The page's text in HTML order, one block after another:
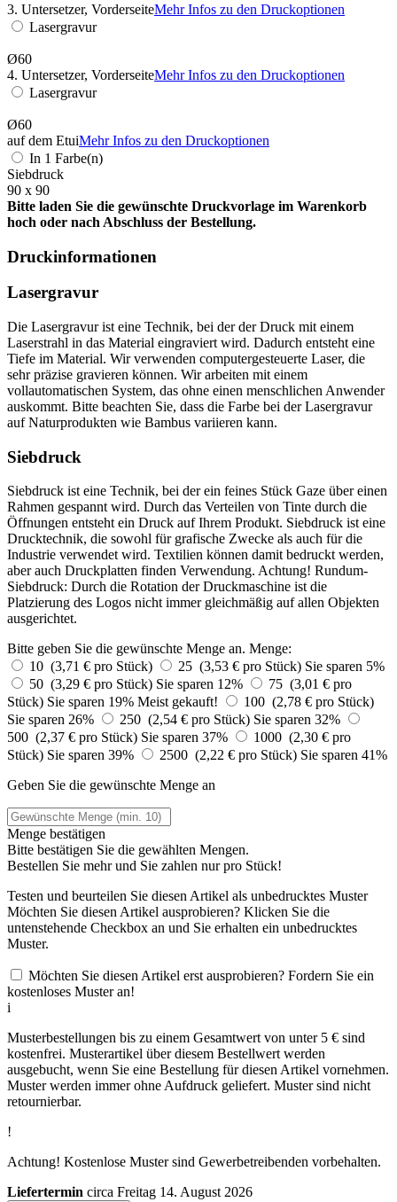
3. Untersetzer, VorderseiteMehr Infos zu den Druckoptionen
Lasergravur
Ø60
4. Untersetzer, VorderseiteMehr Infos zu den Druckoptionen
Lasergravur
Ø60
auf dem EtuiMehr Infos zu den Druckoptionen
In 1 Farbe(n)
Siebdruck
90 x 90
Bitte laden Sie die gewünschte Druckvorlage im Warenkorb
hoch oder nach Abschluss der Bestellung.
Druckinformationen
Lasergravur
Die Lasergravur ist eine Technik, bei der der Druck mit einem
Laserstrahl in das Material eingraviert wird. Dadurch entsteht eine
Tiefe im Material. Wir verwenden computergesteuerte Laser, die
sehr präzise gravieren können. Wir arbeiten mit einem
vollautomatischen System, das ohne einen menschlichen Anwender
auskommt. Bitte beachten Sie, dass die Farbe bei der Lasergravur
auf Naturprodukten wie Bambus variieren kann.
Siebdruck
Siebdruck ist eine Technik, bei der ein feines Stück Gaze über einen
Rahmen gespannt wird. Durch das Verteilen von Tinte durch die
Öffnungen entsteht ein Druck auf Ihrem Produkt. Siebdruck ist eine
Drucktechnik, die sowohl für grafische Zwecke als auch für die
Industrie verwendet wird. Textilien können damit bedruckt werden,
aber auch Druckplatten finden Verwendung. Achtung! Rundum-
Siebdruck: Durch die Rotation der Druckmaschine ist die
Platzierung des Logos nicht immer gleichmäßig auf allen Objekten
ausgerichtet.
Bitte geben Sie die gewünschte Menge an. Menge:
10 (3,71 € pro Stück)
25 (3,53 € pro Stück) Sie sparen 5%
50 (3,29 € pro Stück) Sie sparen 12%
75 (3,01 € pro
Stück) Sie sparen 19% Meist gekauft!
100 (2,78 € pro Stück)
Sie sparen 26%
250 (2,54 € pro Stück) Sie sparen 32%
500 (2,37 € pro Stück) Sie sparen 37%
1000 (2,30 € pro
Stück) Sie sparen 39% 2500 (2,22 € pro Stück) Sie sparen 41%
Geben Sie die gewünschte Menge an
Menge bestätigen
Bitte bestätigen Sie die gewählten Mengen.
Bestellen Sie mehr und Sie zahlen nurpro Stück!
Testen und beurteilen Sie diesen Artikel als unbedrucktes Muster
Möchten Sie diesen Artikel ausprobieren? Klicken Sie die
untenstehende Checkbox an und Sie erhalten ein unbedrucktes
Muster.
Möchten Sie diesen Artikel erst ausprobieren? Fordern Sie ein
kostenloses Muster an!
i
Musterbestellungen bis zu einem Gesamtwert von unter 5 € sind
kostenfrei. Musterartikel über diesem Bestellwert werden
ausgebucht, wenn Sie eine Bestellung für diesen Artikel vornehmen.
Muster werden immer ohne Aufdruck geliefert. Muster sind nicht
retournierbar.
!
Achtung! Kostenlose Muster sind Gewerbetreibenden vorbehalten.
Liefertermin circa Freitag 14. August 2026